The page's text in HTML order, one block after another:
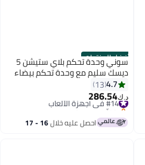
أفضل المنتجات سوني وحدة تحكم بلاي ستيشن 5
ديسك سليم مع وحدة تحكم بيضاء
إضافية و FC 26 - (نسخة دولية)
4.7
13
د.ك‏286.54
#14 في أجهزة الألعاب
بتخلّص بسرعة
#14 في أجهزة الألعاب
احصل عليه خلال 16 - 17